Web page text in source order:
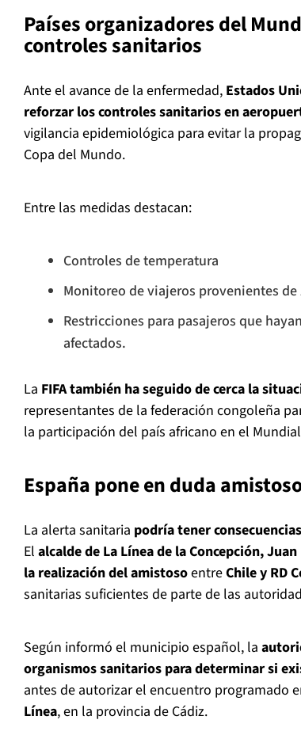
Países organizadores del
controles sanitarios
Ante el avance de la enfermedad, Estados
reforzar los controles sanitarios en
vigilancia epidemiológica para evitar la
Copa del Mundo.
Entre las medidas destacan:
Controles de temperatura
Monitoreo de viajeros provenientes de
Restricciones para pasajeros que
afectados.
La FIFA también ha seguido de cerca la
representantes de la federación congoleña
la participación del país africano en el
España pone en duda
La alerta sanitaria podría tener
El alcalde de La Línea de la Concepción, Juan
la realización del amistosoentreChile y RD
sanitarias suficientes de parte de las
Según informó el municipio español, la
organismos sanitarios para determinar si
antes de autorizar el encuentro programado
Línea, en la provincia de Cádiz.